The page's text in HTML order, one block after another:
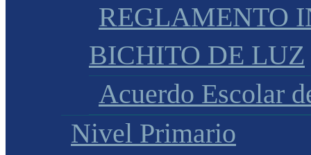
REGLAMENTO
BICHITO DE LUZ
Acuerdo Escolar
Nivel Primario